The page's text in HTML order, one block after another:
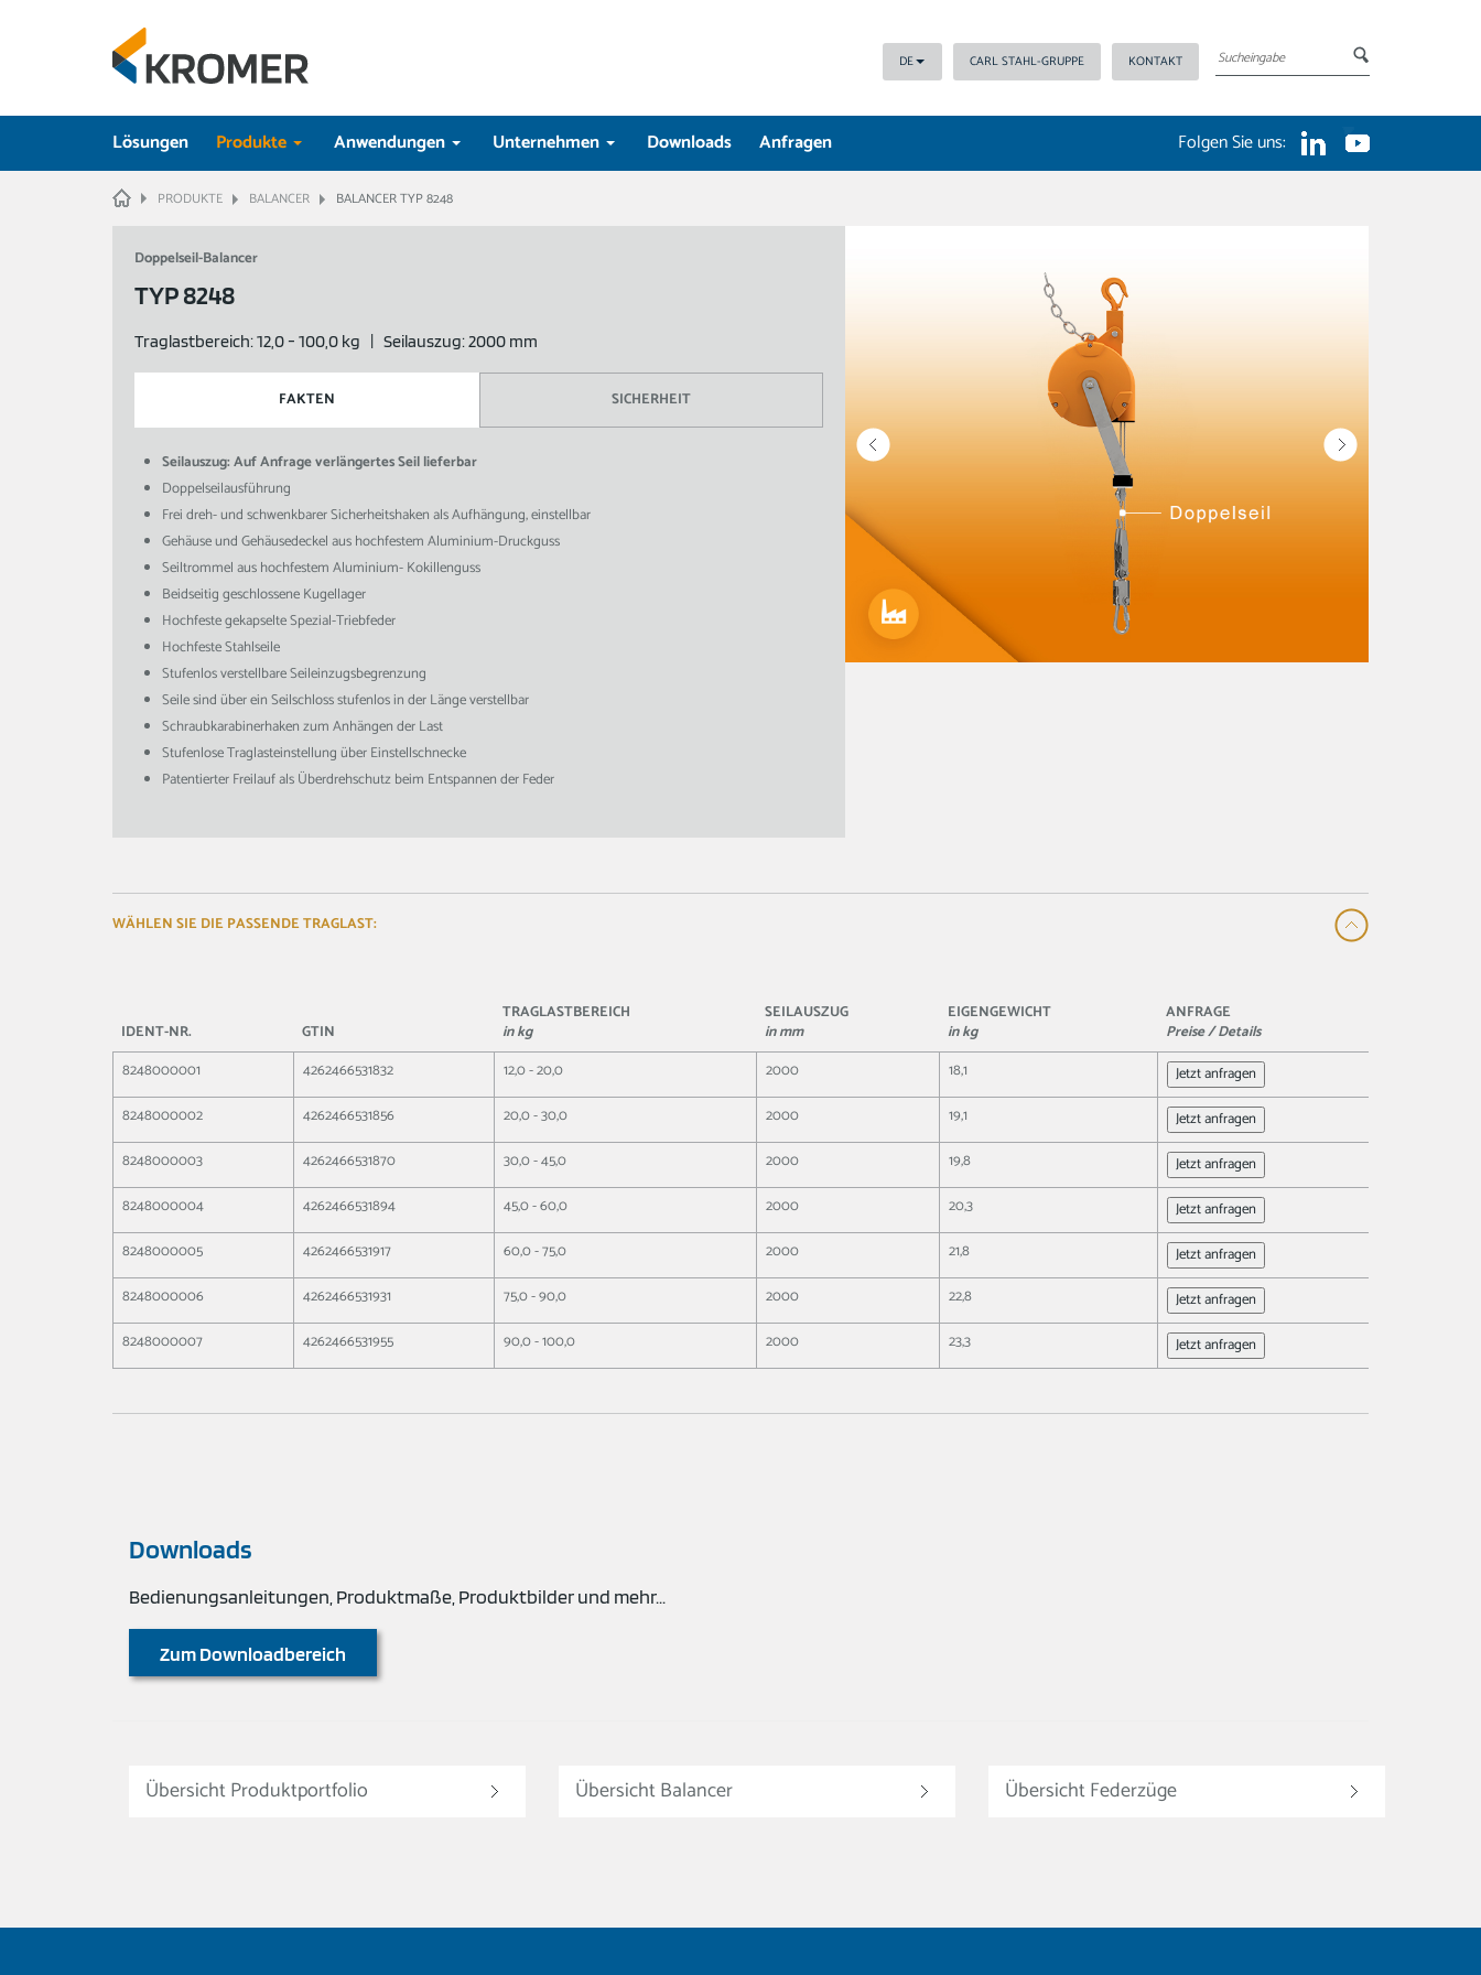
DE CARL STAHL-GRUPPE KONTAKT
Lösungen Produkte Anwendungen Unternehmen Downloads Anfragen Folgen Sie uns:
HOME PRODUKTE BALANCER BALANCER TYP 8248
Doppelseil-Balancer
TYP 8248
Traglastbereich: 12,0 - 100,0 kg | Seilauszug: 2000 mm
FAKTEN SICHERHEIT
Seilauszug: Auf Anfrage verlängertes Seil lieferbar
Doppelseilausführung
Frei dreh- und schwenkbarer Sicherheitshaken als Aufhängung, einstellbar
Gehäuse und Gehäusedeckel aus hochfestem Aluminium-Druckguss
Seiltrommel aus hochfestem Aluminium- Kokillenguss
Beidseitig geschlossene Kugellager
Hochfeste gekapselte Spezial-Triebfeder
Hochfeste Stahlseile
Stufenlos verstellbare Seileinzugsbegrenzung
Seile sind über ein Seilschloss stufenlos in der Länge verstellbar
Schraubkarabinerhaken zum Anhängen der Last
Stufenlose Traglasteinstellung über Einstellschnecke
Patentierter Freilauf als Überdrehschutz beim Entspannen der Feder
WÄHLEN SIE DIE PASSENDE TRAGLAST:
IDENT-NR. GTIN
TRAGLASTBEREICH
in kg
SEILAUSZUG
in mm
EIGENGEWICHT
in kg
ANFRAGE
Preise / Details
8248000001
4262466531832 12,0 - 20,0 2000 18,1
Jetzt anfragen
8248000002
4262466531856 20,0 - 30,0 2000 19,1
Jetzt anfragen
8248000003
4262466531870 30,0 - 45,0 2000 19,8
Jetzt anfragen
8248000004
4262466531894 45,0 - 60,0 2000 20,3
Jetzt anfragen
8248000005
4262466531917 60,0 - 75,0 2000 21,8
Jetzt anfragen
8248000006
4262466531931 75,0 - 90,0 2000 22,8
Jetzt anfragen
8248000007
4262466531955 90,0 - 100,0 2000 23,3 Jetzt anfragen
Downloads
Bedienungsanleitungen, Produktmaße, Produktbilder und mehr...
Zum Downloadbereich
Übersicht Produktportfolio Übersicht Balancer Übersicht Federzüge